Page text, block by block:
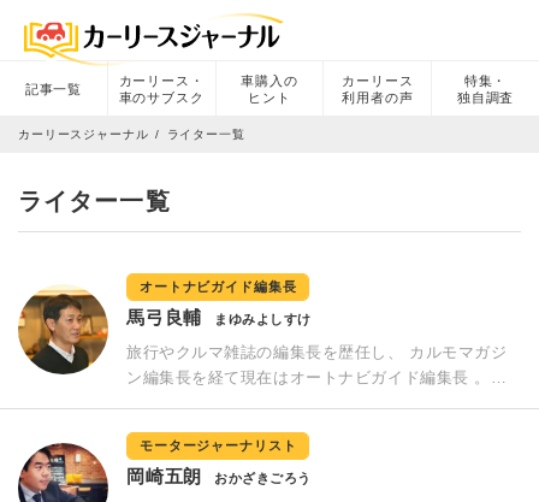
記事一覧
カーリース・
車のサブスク
車購入の
ヒント
カーリース
利用者の声
特集・
独自調査
カーリースジャーナル ライター一覧
ライター一覧
オートナビガイド編集長
馬弓良輔 まゆみよしすけ
旅行やクルマ雑誌の編集長を歴任し、 カルモマガジ
ン編集長を経て現在はオートナビガイド編集長 。ク
命の出会い」というのが自身のクルマ選びのモット
ー。走り屋ではないが長距離ドライブを好み、最近の
愛車はSUVを乗り継いでいる。が、しかし他にも隠し
モータージャーナリスト
岡崎五朗 おかざきごろう